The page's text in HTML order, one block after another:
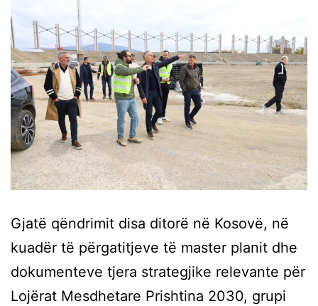
Gjatë qëndrimit disa ditorë në Kosovë, në
kuadër të përgatitjeve të master planit dhe
dokumenteve tjera strategjike relevante për
Lojërat Mesdhetare Prishtina 2030, grupi